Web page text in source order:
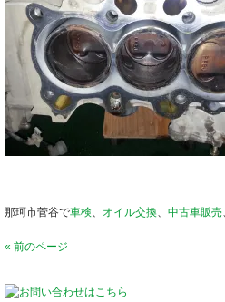
那珂市菅谷で車検、 オイル交換、 中古車販売
« 前のページ